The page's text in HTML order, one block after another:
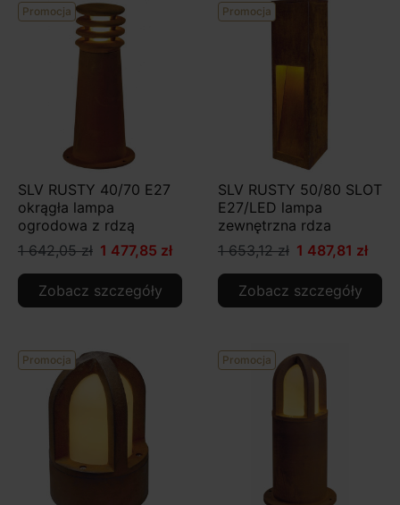
Promocja
SLV RUSTY 40/70 E27
okrągła lampa
ogrodowa z rdzą
1 642,05 zł 1 477,85 zł
Zobacz szczegóły
Promocja
SLV RUSTY 50/80 SLOT
E27/LED lampa
zewnętrzna rdza
1 653,12 zł 1 487,81 zł
Zobacz szczegóły
Promocja Promocja